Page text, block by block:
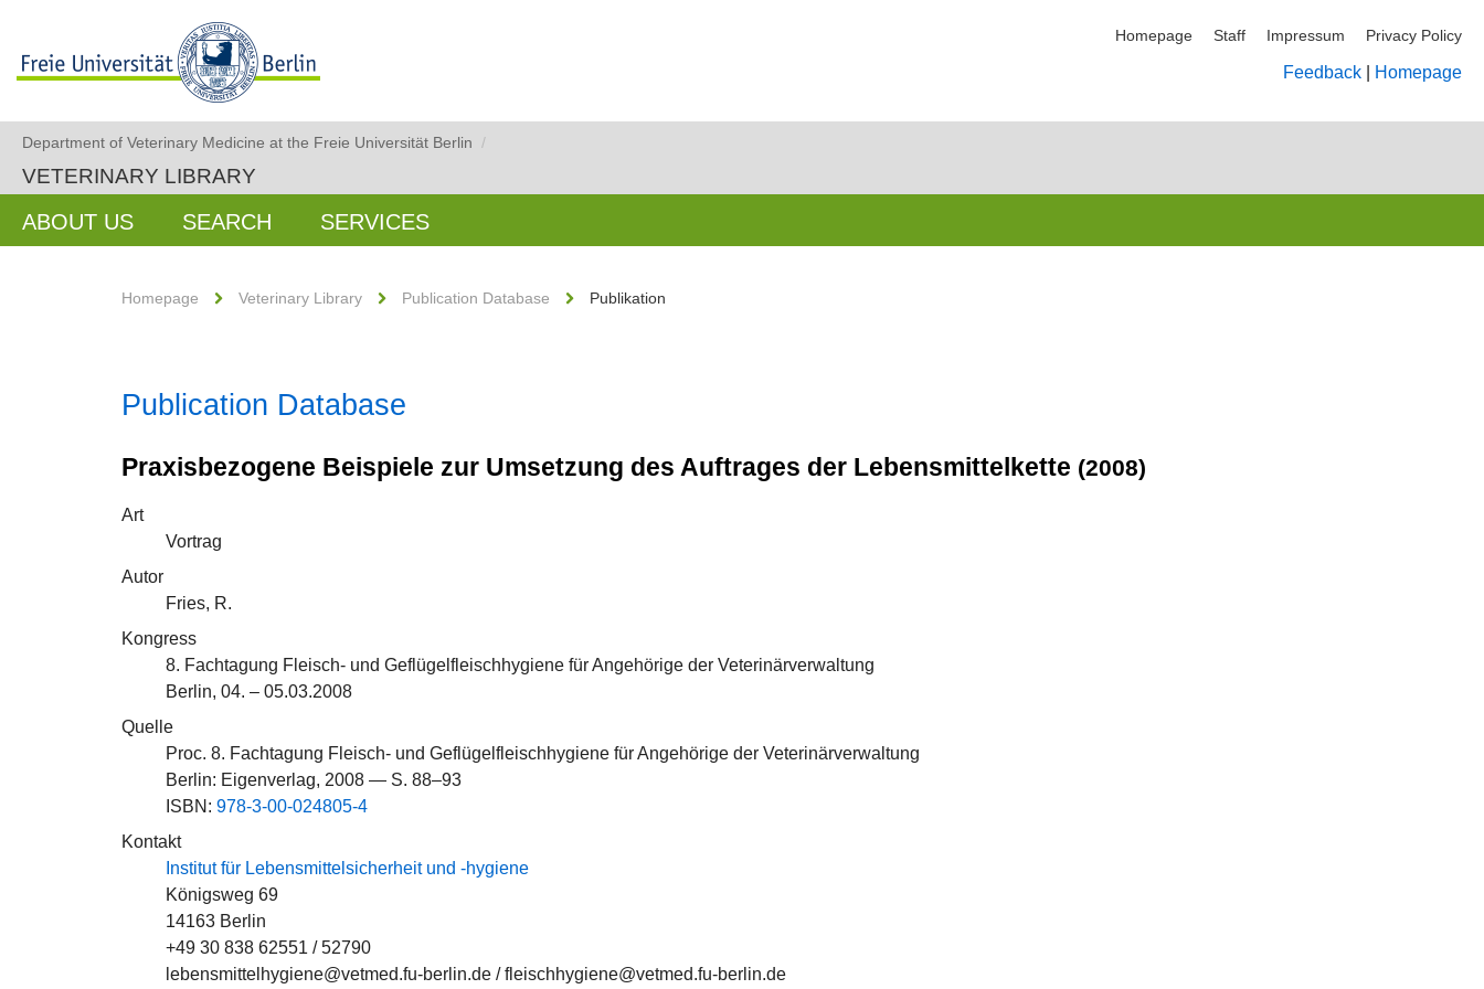
Homepage Staff Impressum Privacy Policy
Feedback Homepage
Department of Veterinary Medicine at the Freie Universität Berlin /
VETERINARY LIBRARY
ABOUT US SEARCH SERVICES
Homepage Veterinary Library Publication Database Publikation
Publication Database
Praxisbezogene Beispiele zur Umsetzung des Auftrages der Lebensmittelkette (2008)
Art
Vortrag
Autor
Fries, R.
Kongress
8. Fachtagung Fleisch- und Geflügelfleischhygiene für Angehörige der Veterinärverwaltung
Berlin, 04. – 05.03.2008
Quelle
Proc. 8. Fachtagung Fleisch- und Geflügelfleischhygiene für Angehörige der Veterinärverwaltung
Berlin: Eigenverlag, 2008 — S. 88–93
ISBN: 978-3-00-024805-4
Kontakt
Institut für Lebensmittelsicherheit und -hygiene
Königsweg 69
14163 Berlin
+49 30 838 62551 / 52790
lebensmittelhygiene@vetmed.fu-berlin.de / fleischhygiene@vetmed.fu-berlin.de